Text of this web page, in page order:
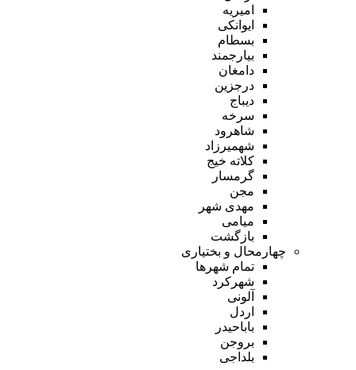
امیریه
ایوانکی
بسطام
بیارجمند
دامغان
درجزین
دیباج
سرخه
شاهرود
شهمیرزاد
کلاته خیج
گرمسار
مجن
مهدی شهر
میامی
بازگشت
چهارمحال و بختیاری
تمام شهر‌ها
شهرکرد
آلونی
اردل
باباحیدر
بروجن
بلداجی